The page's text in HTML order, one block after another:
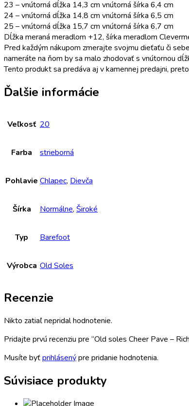
23 – vnútorná dĺžka 14,3 cm vnútorná šírka 6,4 cm
24 – vnútorná dĺžka 14,8 cm vnútorná šírka 6,5 cm
25 – vnútorná dĺžka 15,7 cm vnútorná šírka 6,7 cm
Dĺžka meraná meradlom +12, šírka meradlom
Pred každým nákupom zmerajte svojmu dieťaťu či
nameráte na ňom by sa malo zhodovať s vnútornou
Tento produkt sa predáva aj v kamennej predajni,
Ďalšie informácie
Veľkosť 20
Farba strieborná
Pohlavie Chlapec, Dievča
Šírka Normálne, Široké
Typ Barefoot
Výrobca Old Soles
Recenzie
Nikto zatiaľ nepridal hodnotenie.
Pridajte prvú recenziu pre “Old soles Cheer Pave –
Musíte byťprihlásenýpre pridanie hodnotenia.
Súvisiace produkty